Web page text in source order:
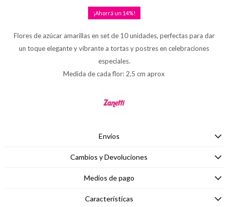
14
Flores de azúcar amarillas en set de 10 unidades, perfectas para dar
un toque elegante y vibrante a tortas y postres en celebraciones
especiales.
Medida de cada flor: 2,5 cm aprox
Envíos
Cambios y Devoluciones
Medios de pago
Características